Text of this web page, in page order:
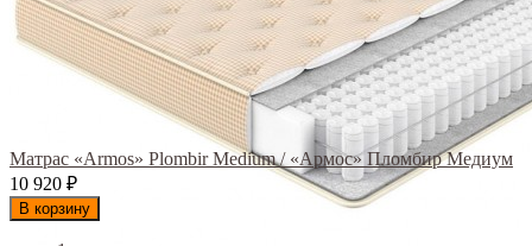
Матрас «Armos» Plombir Medium / «Армос» Пломбир Медиум
10 920 ₽
В корзину